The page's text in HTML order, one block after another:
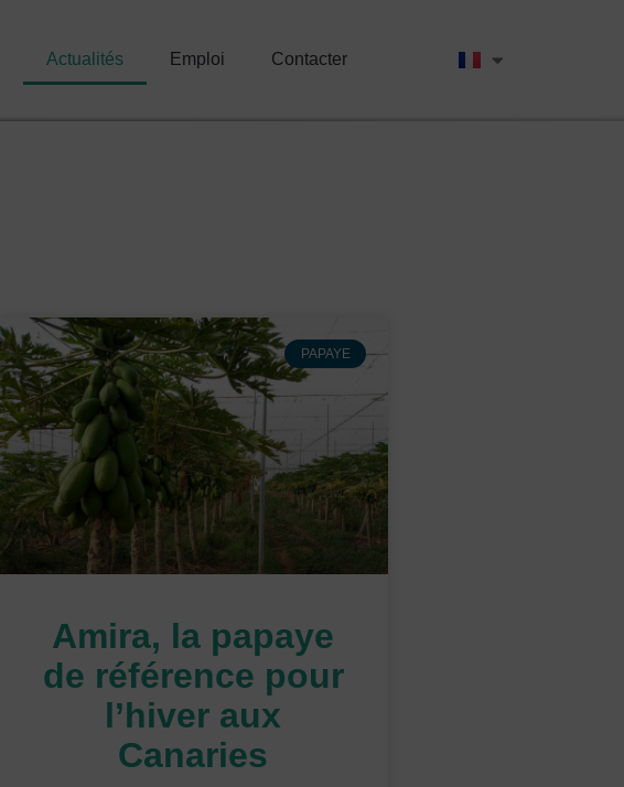
Actualités Emploi Contacter
PAPAYE
Amira, la papaye
de référence pour
l’hiver aux
Canaries